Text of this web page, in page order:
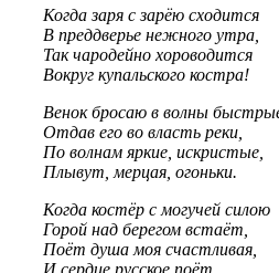
Когда заря с зарёю сходится
В преддверье нежного утра,
Так чародейно хороводится
Вокруг купальского костра!
Венок бросаю в волны
Отдав его во власть реки,
По волнам яркие, искристые,
Плывут, мерцая, огоньки.
Когда костёр с могучей силою
Горой над берегом встаёт,
Поёт душа моя счастливая,